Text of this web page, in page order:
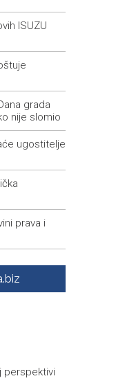
ISUZU
grada
nije slomio
ugostitelje
prava i
sudjelovali
on
perspektivi